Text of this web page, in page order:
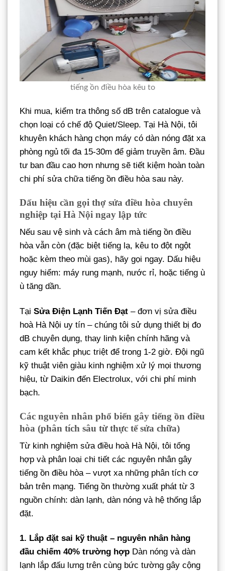
tiếng ồn điều hòa kêu to
Khi mua, kiểm tra thông số dB trên catalogue và
chọn loại có chế độ Quiet/Sleep. Tại Hà Nội, tôi
khuyên khách hàng chọn máy có dàn nóng đặt xa
phòng ngủ tối đa 15-30m để giảm truyền âm. Đầu
tư ban đầu cao hơn nhưng sẽ tiết kiệm hoàn toàn
chi phí sửa chữa tiếng ồn điều hòa sau này.
Dấu hiệu cần gọi thợ sửa điều hòa chuyên
nghiệp tại Hà Nội ngay lập tức
Nếu sau vệ sinh và cách âm mà tiếng ồn điều
hòa vẫn còn (đặc biệt tiếng lạ, kêu to đột ngột
hoặc kèm theo mùi gas), hãy gọi ngay. Dấu hiệu
nguy hiểm: máy rung mạnh, nước rỉ, hoặc tiếng ù
ù tăng dần.
Tại Sửa Điện Lạnh Tiến Đạt – đơn vị sửa điều
hoà Hà Nội uy tín – chúng tôi sử dụng thiết bị đo
dB chuyên dụng, thay linh kiện chính hãng và
cam kết khắc phục triệt để trong 1-2 giờ. Đội ngũ
kỹ thuật viên giàu kinh nghiệm xử lý mọi thương
hiệu, từ Daikin đến Electrolux, với chi phí minh
bạch.
Các nguyên nhân phổ biến gây tiếng ồn điều
hòa (phân tích sâu từ thực tế sửa chữa)
Từ kinh nghiệm sửa điều hoà Hà Nội, tôi tổng
hợp và phân loại chi tiết các nguyên nhân gây
tiếng ồn điều hòa – vượt xa những phân tích cơ
bản trên mạng. Tiếng ồn thường xuất phát từ 3
nguồn chính: dàn lạnh, dàn nóng và hệ thống lắp
đặt.
1. Lắp đặt sai kỹ thuật – nguyên nhân hàng
đầu chiếm 40% trường hợp Dàn nóng và dàn
lạnh lắp đấu lưng trên cùng bức tường gây cộng